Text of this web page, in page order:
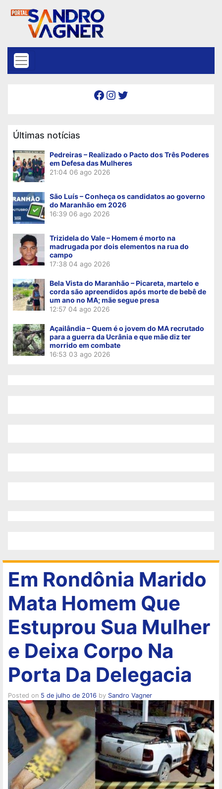
Facebook Instagram Twitter
Últimas notícias
Pedreiras – Realizado o Pacto dos Três Poderes
em Defesa das Mulheres
21:04 06 ago 2026
São Luís – Conheça os candidatos ao governo
do Maranhão em 2026
16:39 06 ago 2026
Trizidela do Vale – Homem é morto na
madrugada por dois elementos na rua do
campo
17:38 04 ago 2026
Bela Vista do Maranhão – Picareta, martelo e
corda são apreendidos após morte de bebê de
um ano no MA; mãe segue presa
12:57 04 ago 2026
Açailândia – Quem é o jovem do MA recrutado
para a guerra da Ucrânia e que mãe diz ter
morrido em combate
16:53 03 ago 2026
Em Rondônia Marido
Mata Homem Que
Estuprou Sua Mulher
e Deixa Corpo Na
Porta Da Delegacia
Posted on 5 de julho de 2016 by Sandro Vagner